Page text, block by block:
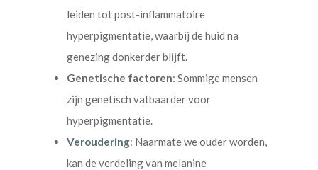
leiden tot post-inflammatoire
hyperpigmentatie, waarbij de huid na
genezing donkerder blijft.
Genetische factoren: Sommige mensen
zijn genetisch vatbaarder voor
hyperpigmentatie.
Veroudering: Naarmate we ouder worden,
kan de verdeling van melanine